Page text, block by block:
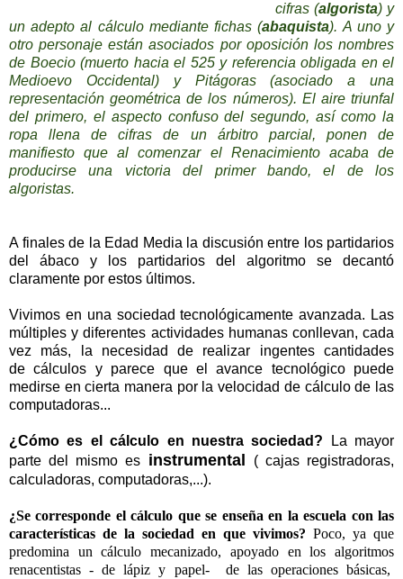
cifras (algorista) y
un adepto al cálculo mediante fichas (abaquista). A uno y
otro personaje están asociados por oposición los nombres
de Boecio (muerto hacia el 525 y referencia obligada en el
Medioevo Occidental) y Pitágoras (asociado a una
representación geométrica de los números). El aire triunfal
del primero, el aspecto confuso del segundo, así como la
ropa llena de cifras de un árbitro parcial, ponen de
manifiesto que al comenzar el Renacimiento acaba de
producirse una victoria del primer bando, el de los
algoristas.
A finales de la Edad Media la discusión entre los partidarios
del ábaco y los partidarios del algoritmo se decantó
claramente por estos últimos.
Vivimos en una sociedad tecnológicamente avanzada. Las
múltiples y diferentes actividades humanas conllevan, cada
vez más, la necesidad de realizar ingentes cantidades
de cálculos y parece que el avance tecnológico puede
medirse en cierta manera por la velocidad de cálculo de las
computadoras...
¿Cómo es el cálculo en nuestra sociedad? La mayor
parte del mismo es instrumental
( cajas registradoras,
calculadoras, computadoras,...).
¿Se corresponde el cálculo que se enseña en la escuela con las
características de la sociedad en que vivimos? Poco, ya que
predomina un cálculo mecanizado, apoyado en los algoritmos
renacentistas - de lápiz y papel- de las operaciones básicas,